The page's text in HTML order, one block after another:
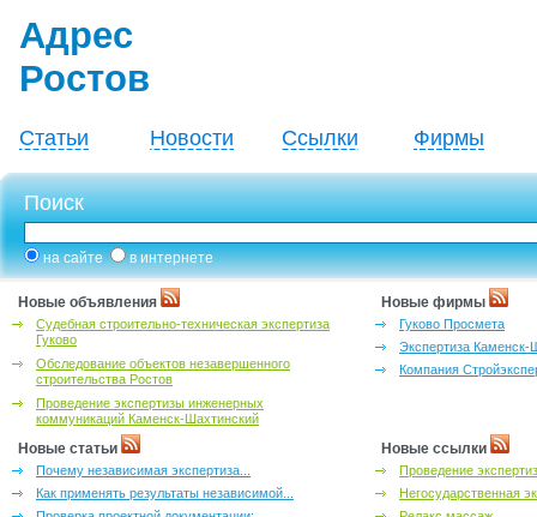
Адрес
Ростов
Статьи Новости Ссылки Фирмы
Поиск
на сайте в интернете
Новые объявления
Судебная строительно-техническая экспертиза
Гуково
Обследование объектов незавершенного
строительства Ростов
Проведение экспертизы инженерных
коммуникаций Каменск-Шахтинский
Новые фирмы
Гуково Просмета
Экспертиза Каменск-
Компания
Новые статьи
Почему независимая экспертиза...
Как применять результаты независимой...
Новые ссылки
Проведение
Негосударственная